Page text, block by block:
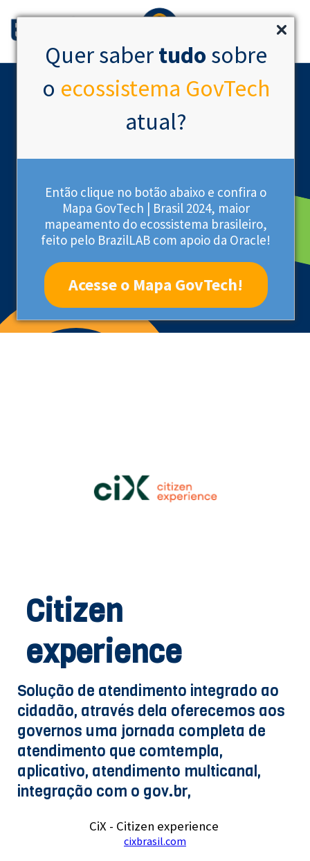
Quer sabertudo sobre
o ecossistema GovTech
atual?
Então clique no botão abaixo e confira o
Mapa GovTech | Brasil 2024, maior
mapeamento do ecossistema brasileiro,
feito pelo BrazilLAB com apoio da Oracle!
Acesse o Mapa GovTech!
Startup Acelerada
Citizen
experience
Solução de atendimento integrado ao
cidadão, através dela oferecemos aos
governos uma jornada completa de
atendimento que comtempla,
aplicativo, atendimento multicanal,
integração com o gov.br,
CiX - Citizen experience
cixbrasil.com